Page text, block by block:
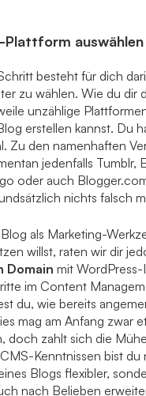
Plattform auswählen
besteht für dich
zu wählen. Wie du dir
unzählige
erstellen kannst. Du
Zu den namenhaften
jedenfalls Tumblr,
oder auch
nichts falsch
als Marketing-
willst, raten wir dir
Domain mit
im Content
du, wie bereits
mag am Anfang zwar
doch zahlt sich die
Kenntnissen bist du
Blogs flexibler,
nach Belieben